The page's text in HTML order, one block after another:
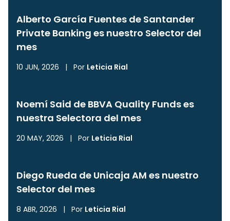
Alberto García Fuentes de Santander
Private Banking es nuestro Selector del
mes
10 JUN, 2026 | Por Leticia Rial
Noemí Said de BBVA Quality Funds es
nuestra Selectora del mes
20 MAY, 2026 | Por Leticia Rial
Diego Rueda de Unicaja AM es nuestro
Selector del mes
8 ABR, 2026 | Por Leticia Rial